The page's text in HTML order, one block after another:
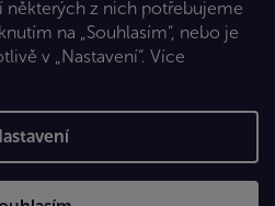
některých z nich potřebujeme
na „Souhlasím“, nebo je
v „Nastavení“. Více
Shoptet Premium
Company, spol. s r.o.. Všechna